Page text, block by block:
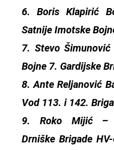
6. Boris Klapirić
Satnije Imotske
7. Stevo
Bojne 7. Gardijske
8. Ante Reljanović
Vod 113. i 142.
9. Roko Mijić –
Drniške Brigade